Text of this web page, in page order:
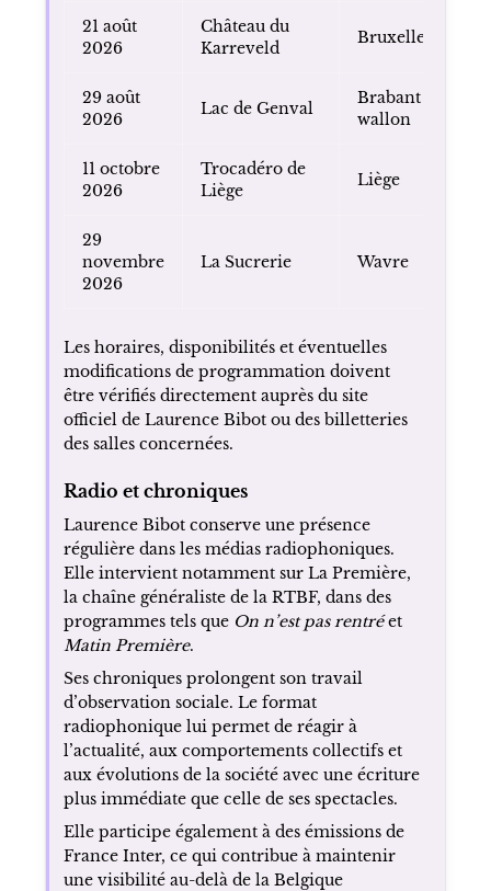
21 août
2026
Château du
Karreveld
Bruxelles
29 août
2026
Lac de Genval
Brabant
wallon
11 octobre
2026
Trocadéro de
Liège
Liège
29
novembre
2026
La Sucrerie Wavre
Les horaires, disponibilités et éventuelles
modifications de programmation doivent
être vérifiés directement auprès du site
officiel de Laurence Bibot ou des billetteries
des salles concernées.
Radio et chroniques
Laurence Bibot conserve une présence
régulière dans les médias radiophoniques.
Elle intervient notamment sur La Première,
la chaîne généraliste de la RTBF, dans des
programmes tels que On n’est pas rentréet
Matin Première.
Ses chroniques prolongent son travail
d’observation sociale. Le format
radiophonique lui permet de réagir à
l’actualité, aux comportements collectifs et
aux évolutions de la société avec une écriture
plus immédiate que celle de ses spectacles.
Elle participe également à des émissions de
France Inter, ce qui contribue à maintenir
une visibilité au-delà de la Belgique